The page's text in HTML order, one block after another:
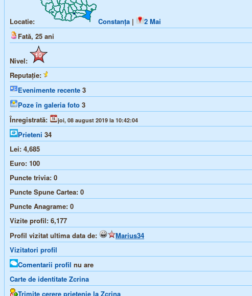
Locatie: Constanța |
2 Mai
Fată, 25 ani
Nivel:
Reputație:
Evenimente recente 3
Poze în galeria foto 3
Înregistrată:
joi, 08 august 2019 la 10:42:04
Prieteni 34
Lei: 4,685
Euro: 100
Puncte trivia: 0
Puncte Spune Cartea: 0
Puncte Anagrame: 0
Vizite profil: 6,177
Profil vizitat ultima data de:
Marius34
Vizitatori profil
Comentarii profil nu are
Carte de identitate Zcrina
Trimite cerere prietenie la Zcrina